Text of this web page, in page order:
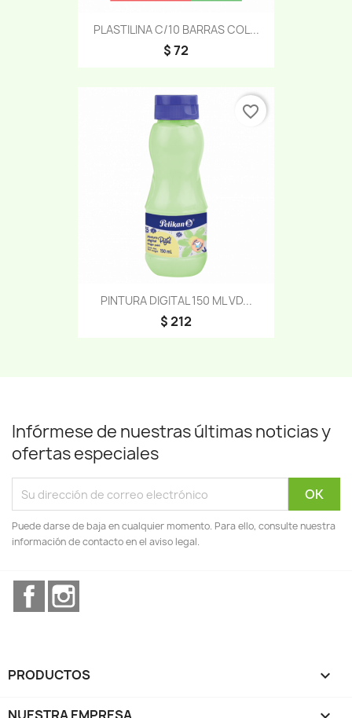
PLASTILINA C/10 BARRAS COL...
$ 72
PINTURA DIGITAL 150 ML VD...
$ 212
favorite_border
Infórmese de nuestras últimas noticias y
ofertas especiales
Puede darse de baja en cualquier momento. Para ello, consulte nuestra
información de contacto en el aviso legal.
Facebook
PRODUCTOS 